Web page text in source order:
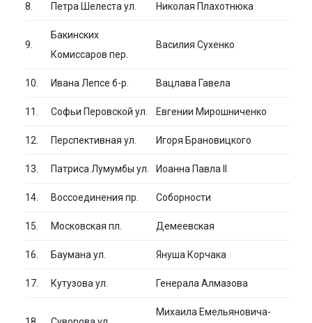
8. Петра Шелеста ул. Николая Плахотнюка
9.
Бакинских
Комиссаров пер.
Василия Сухенко
10. Ивана Лепсе б-р. Вацлава Гавела
11. Софьи Перовской ул. Евгении Мирошниченко
12. Перспективная ул. Игоря Брановицкого
13. Патриса Лумумбы ул. Иоанна Павла II
14. Воссоединения пр. Соборности
15. Московская пл. Демеевская
16. Баумана ул. Януша Корчака
17. Кутузова ул. Генерала Алмазова
Михаила Емельяновича-